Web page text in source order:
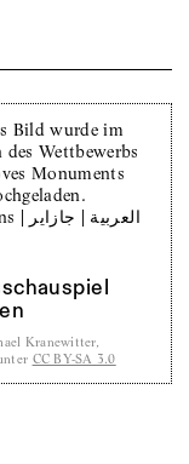
Kranewitter,
CC BY-SA 3.0